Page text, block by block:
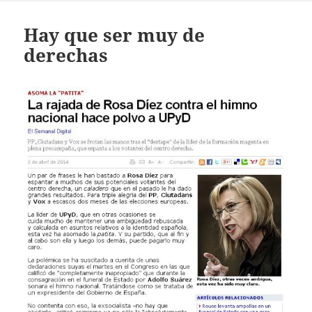
Hay que ser muy de
derechas